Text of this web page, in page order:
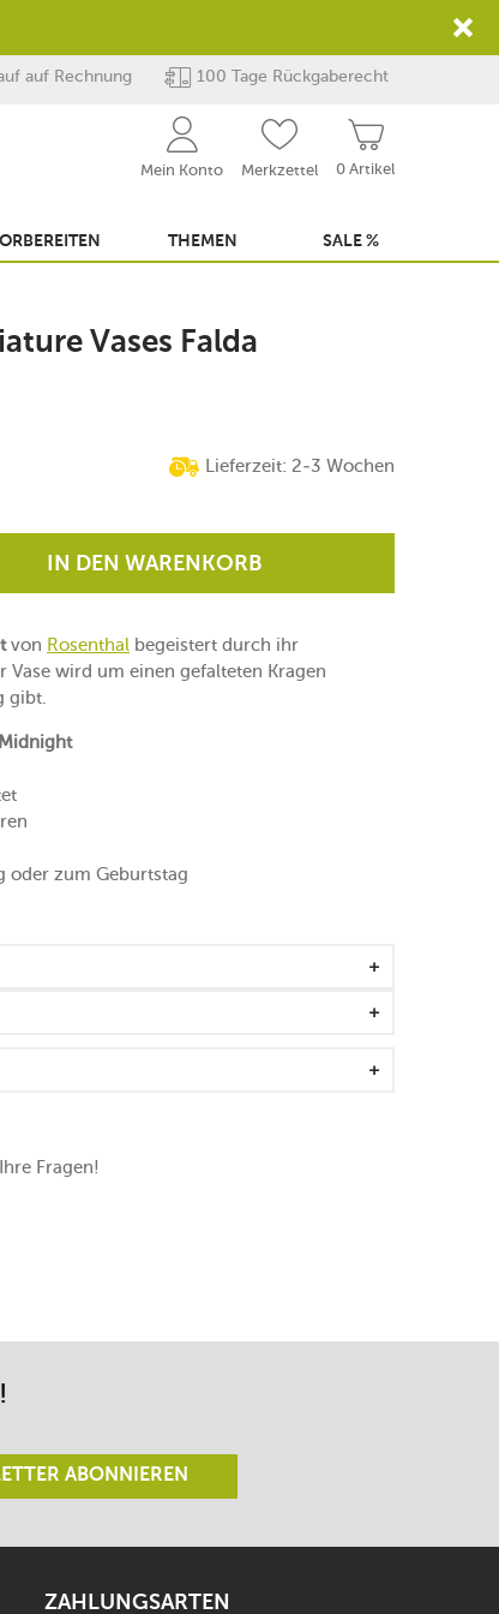
auf Rechnung 100 Tage Rückgaberecht
0 Artikel
Mein Konto Merkzettel
THEMEN SALE %
Vases Falda
Lieferzeit: 2-3 Wochen
IN DEN WARENKORB
von Rosenthal begeistert durch ihr
Vase wird um einen gefalteten Kragen
gibt.
oder zum Geburtstag
Fragen!
ABONNIEREN
ZAHLUNGSARTEN